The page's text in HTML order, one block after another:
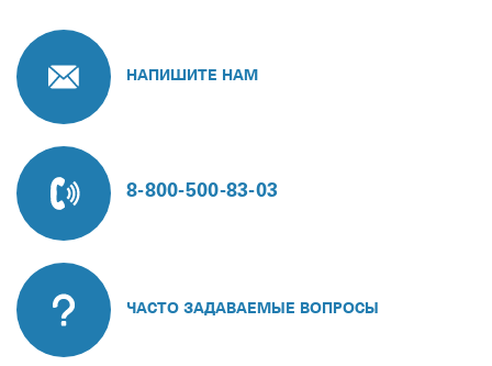
НАПИШИТЕ НАМ
8-800-500-83-03
ЧАСТО ЗАДАВАЕМЫЕ ВОПРОСЫ